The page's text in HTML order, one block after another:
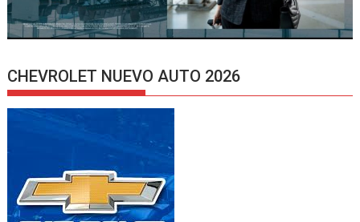
CHEVROLET NUEVO AUTO 2026